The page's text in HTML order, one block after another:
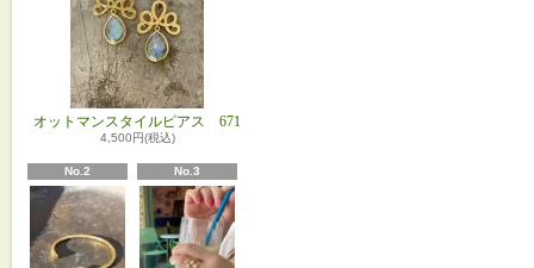
オットマンスタイルピアス 671
4,500円(税込)
No.2 No.3